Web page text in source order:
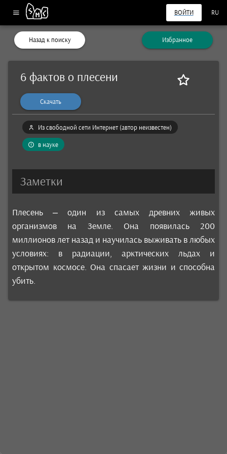
ВОЙТИ RU
Назад к поиску Избранное
6 фактов о плесени
Скачать
Из свободной сети Интернет (автор неизвестен)
в науке
Заметки
Плесень – один из самых древних живых
организмов на Земле. Она появилась 200
миллионов лет назад и научилась выживать в любых
условиях: в радиации, арктических льдах и
открытом космосе. Она спасает жизни и способна
убить.